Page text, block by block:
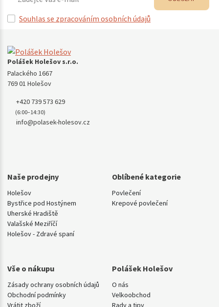
Souhlas se zpracováním osobních údajů
Polášek Holešov s.r.o.
Palackého 1667
769 01 Holešov
+420 739 573 629
(6:00–14:30)
info@polasek-holesov.cz
Naše prodejny
Holešov
Bystřice pod Hostýnem
Uherské Hradiště
Valašské Meziříčí
Holešov - Zdravé spaní
Oblíbené kategorie
Povlečení
Krepové povlečení
Vše o nákupu
Zásady ochrany osobních údajů
Obchodní podmínky
Vrátit zboží
Polášek Holešov
O nás
Velkoobchod
Rady a tipy